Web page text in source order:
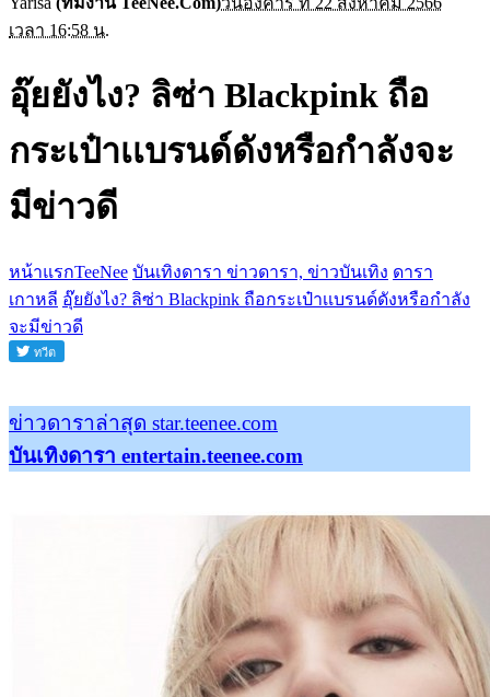
เวลา 16:58 น.
อุ๊ยยังไง? ลิซ่า Blackpink ถือ
กระเป๋าเเบรนด์ดังหรือกำลังจะ
มีข่าวดี
หน้าแรกTeeNee บันเทิงดารา ข่าวดารา, ข่าวบันเทิง ดารา
เกาหลี อุ๊ยยังไง? ลิซ่า Blackpink ถือกระเป๋าเเบรนด์ดังหรือกำลัง
จะมีข่าวดี
ข่าวดาราล่าสุด star.teenee.com
บันเทิงดารา entertain.teenee.com